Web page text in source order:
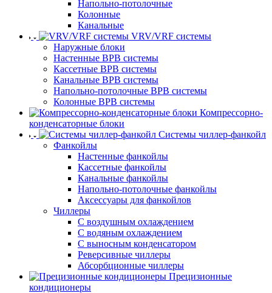
Напольно-потолочные
Колонные
Канальные
VRV/VRF системы
Наружные блоки
Настенные ВРВ системы
Кассетные ВРВ системы
Канальные ВРВ системы
Напольно-потолочные ВРВ системы
Колонные ВРВ системы
Компрессорно-
конденсаторные блоки
Системы чиллер-фанкойл
Фанкойлы
Настенные фанкойлы
Кассетные фанкойлы
Канальные фанкойлы
Напольно-потолочные фанкойлы
Аксессуары для фанкойлов
Чиллеры
С воздушным охлаждением
С водяным охлаждением
С выносным конденсатором
Реверсивные чиллеры
Абсорбционные чиллеры
Прецизионные
кондиционеры